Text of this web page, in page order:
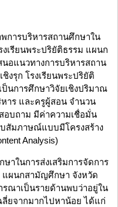
การบริหารสถานศึกษาใน
งเรียนพระปริยัติธรรม แผนก
อแนวทางการบริหารสถาน
งรุก โรงเรียนพระปริยัติ
นการศึกษาวิจัยเชิงปริมาณ
าร และครูผู้สอน จำนวน
อบถาม มีค่าความเชื่อมั่น
สัมภาษณ์แบบมีโครงสร้าง
Analysis)
าในการส่งเสริมการจัดการ
แผนกสามัญศึกษา จังหวัด
ณาเป็นรายด้านพบว่าอยู่ใน
ลี่ยจากมากไปหาน้อย ได้แก่